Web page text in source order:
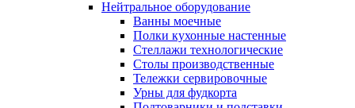
Нейтральное оборудование
Ванны моечные
Полки кухонные настенные
Стеллажи технологические
Столы производственные
Тележки сервировочные
Урны для фудкорта